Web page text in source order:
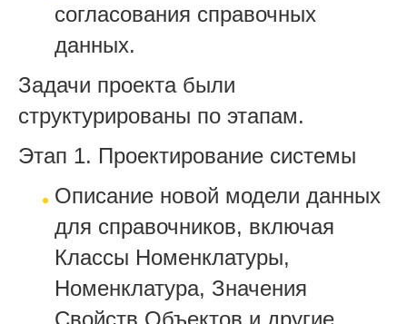
согласования справочных
данных.
Задачи проекта были
структурированы по этапам.
Этап 1. Проектирование системы
Описание новой модели данных
для справочников, включая
Классы Номенклатуры,
Номенклатура, Значения
Свойств Объектов и другие.